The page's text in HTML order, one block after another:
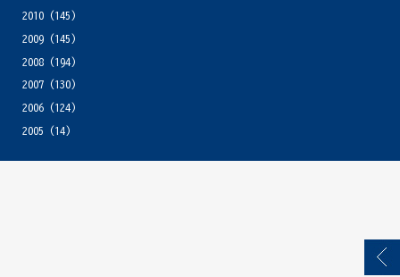
2010(145)
2009(145)
2008(194)
2007(130)
2006(124)
2005 (14)